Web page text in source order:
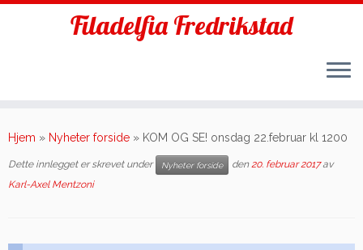
to
Filadelfia Fredrikstad
Hjem » Nyheter forside » KOM OG SE! onsdag 22.februar kl 1200
Dette innlegget er skrevet under Nyheter forside den20. februar 2017 av
Karl-Axel Mentzoni